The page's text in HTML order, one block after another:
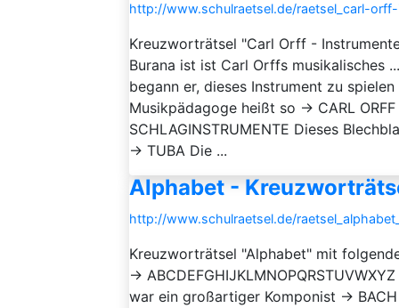
http://www.schulraetsel.de/raetsel_carl-
Kreuzworträtsel "Carl Orff -
Burana ist ist Carl Orffs musikalisches
begann er, dieses Instrument zu
Musikpädagoge heißt so → CARL
SCHLAGINSTRUMENTE Dieses
→ TUBA Die ...
Alphabet -
http://www.schulraetsel.de/
Kreuzworträtsel "Alphabet" mit
→
war ein großartiger Komponist →